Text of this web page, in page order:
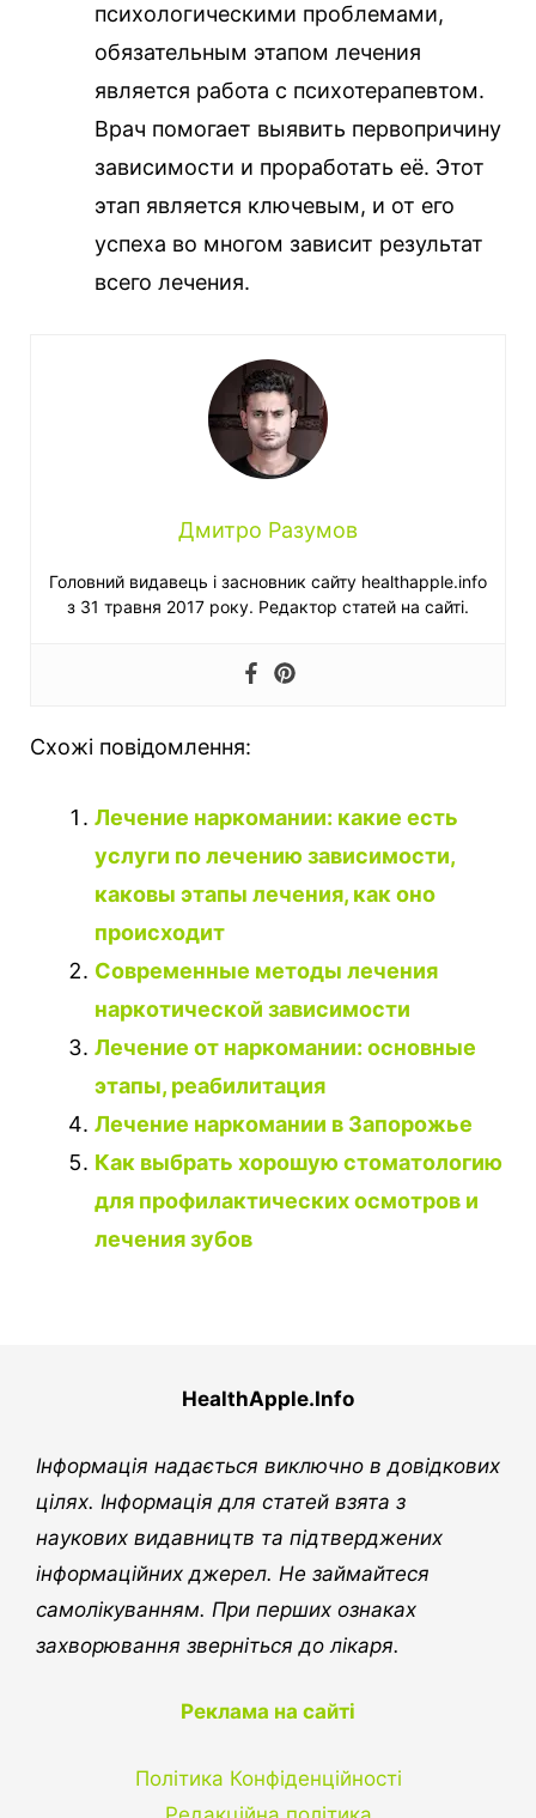
психологическими проблемами,
обязательным этапом лечения
является работа с психотерапевтом.
Врач помогает выявить первопричину
зависимости и проработать её. Этот
этап является ключевым, и от его
успеха во многом зависит результат
всего лечения.
Дмитро Разумов
Головний видавець і засновник сайту healthapple.info
з 31 травня 2017 року. Редактор статей на сайті.
Схожі повідомлення:
Лечение наркомании: какие есть
услуги по лечению зависимости,
каковы этапы лечения, как оно
происходит
Современные методы лечения
наркотической зависимости
Лечение от наркомании: основные
этапы, реабилитация
Лечение наркомании в Запорожье
Как выбрать хорошую стоматологию
для профилактических осмотров и
лечения зубов
HealthApple.Info
Інформація надається виключно в довідкових
цілях. Інформація для статей взята з
наукових видавництв та підтверджених
інформаційних джерел. Не займайтеся
самолікуванням. При перших ознаках
захворювання зверніться до лікаря.
Реклама на сайті
Політика Конфіденційності